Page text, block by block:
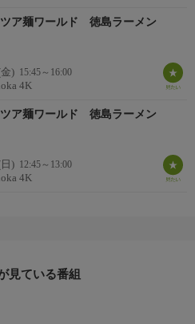
ア麺ワールド 徳島ラーメン
) 15:45～16:00
4K
ア麺ワールド 徳島ラーメン
) 12:45～13:00
4K
見ている番組